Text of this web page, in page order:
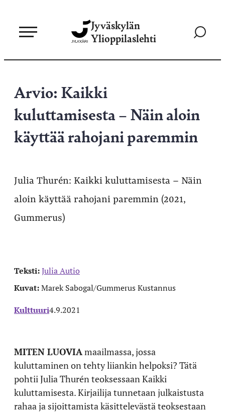
sisältöön
Jyväskylän
Ylioppilaslehti
Siirry
Arvio: Kaikki
kuluttamisesta – Näin aloin
käyttää rahojani paremmin
Julia Thurén: Kaikki kuluttamisesta – Näin
aloin käyttää rahojani paremmin (2021,
Gummerus)
Teksti:Julia Autio
Kuvat:Marek Sabogal/Gummerus Kustannus
Kulttuuri4.9.2021
MITEN LUOVIAmaailmassa, jossa
kuluttaminen on tehty liiankin helpoksi? Tätä
pohtii Julia Thurén teoksessaan Kaikki
kuluttamisesta. Kirjailija tunnetaan julkaistusta
rahaa ja sijoittamista käsittelevästä teoksestaan